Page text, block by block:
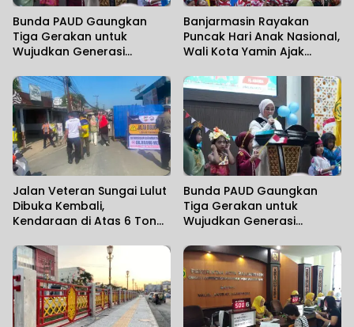
Bunda PAUD Gaungkan
Tiga Gerakan untuk
Wujudkan Generasi
Banjarmasin Rayakan
Puncak Hari Anak Nasional,
Wali Kota Yamin Ajak
Jalan Veteran Sungai Lulut
Dibuka Kembali,
Kendaraan di Atas 6 Ton
Bunda PAUD Gaungkan
Tiga Gerakan untuk
Wujudkan Generasi